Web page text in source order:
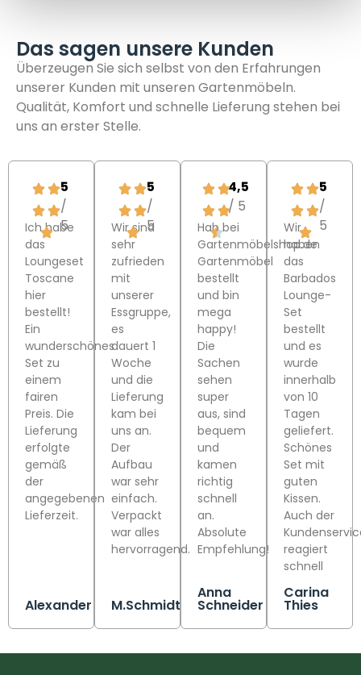
Das sagen unsere Kunden
Überzeugen Sie sich selbst von den Erfahrungen
unserer Kunden mit unseren Gartenmöbeln.
Qualität, Komfort und schnelle Lieferung stehen bei
uns an erster Stelle.
5
/
5
Ich habe
das
Loungeset
Toscane
hier
bestellt!
Ein
wunderschönes
Set zu
einem
fairen
Preis. Die
Lieferung
erfolgte
gemäß
der
angegebenen
Lieferzeit.
Alexander
5
/
5
Wir sind
sehr
zufrieden
mit
unserer
Essgruppe,
es
dauert 1
Woche
und die
Lieferung
kam bei
uns an.
Der
Aufbau
war sehr
einfach.
Verpackt
war alles
hervorragend.
M.Schmidt
4,5
/ 5
Hab bei
Gartenmöbelshop.de
Gartenmöbel
bestellt
und bin
mega
happy!
Die
Sachen
sehen
super
aus, sind
bequem
und
kamen
richtig
schnell
an.
Absolute
Empfehlung!
Anna
Schneider
5
/
5
Wir
haben
das
Barbados
Lounge-
Set
bestellt
und es
wurde
innerhalb
von 10
Tagen
geliefert.
Schönes
Set mit
guten
Kissen.
Auch der
reagiert
schnell
Carina
Thies